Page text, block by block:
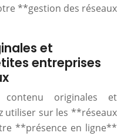
**gestion des réseaux
et
entreprises
originales et
utiliser sur les **réseaux
**présence en ligne**